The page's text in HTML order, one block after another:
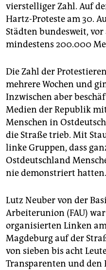
vierstelliger Zahl. Auf
Hartz-Proteste am 30.
Städten bundesweit,
mindestens 200.000
Die Zahl der
mehrere Wochen und
Inzwischen aber
Medien der Republik
Menschen in
die Straße trieb. Mit
linke Gruppen, dass
Ostdeutschland
nie demonstriert hatten.
Lutz Neuber von der
Arbeiterunion (FAU)
organisierten Linken
Magdeburg auf der
von sieben bis acht
Transparenten und den